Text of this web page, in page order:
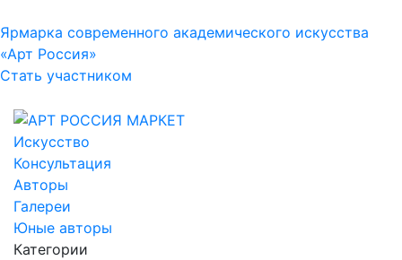
Ярмарка современного академического искусства
«Арт Россия»
Стать участником
Искусство
Консультация
Авторы
Галереи
Юные авторы
Категории